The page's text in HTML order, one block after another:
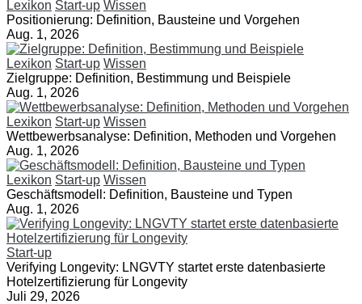
Lexikon Start-up Wissen
Positionierung: Definition, Bausteine und Vorgehen
Aug. 1, 2026
Lexikon Start-up Wissen
Zielgruppe: Definition, Bestimmung und Beispiele
Aug. 1, 2026
Lexikon Start-up Wissen
Wettbewerbsanalyse: Definition, Methoden und Vorgehen
Aug. 1, 2026
Lexikon Start-up Wissen
Geschäftsmodell: Definition, Bausteine und Typen
Aug. 1, 2026
Start-up
Verifying Longevity: LNGVTY startet erste datenbasierte
Hotelzertifizierung für Longevity
Juli 29, 2026